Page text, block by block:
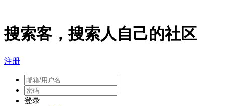
搜索客，搜索人自己的社区
注册
登录